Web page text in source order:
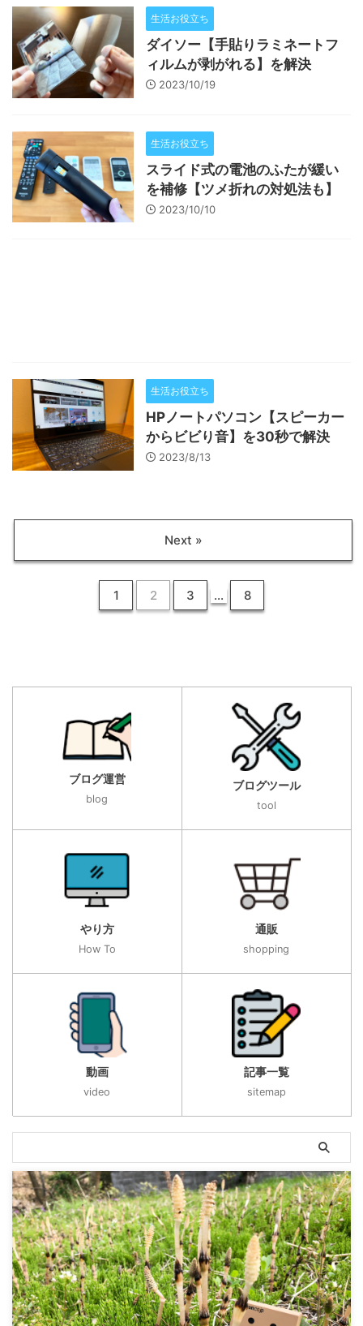
生活お役立ち
ダイソー【手貼りラミネートフ
ィルムが剥がれる】を解決
2023/10/19
生活お役立ち
スライド式の電池のふたが緩い
を補修【ツメ折れの対処法も】
2023/10/10
生活お役立ち
HPノートパソコン【スピーカー
からビビり音】を30秒で解決
2023/8/13
1 2 3 … 8
Next »
ブログ運営
blog
ブログツール
tool
やり方
How To
通販
shopping
動画
video
記事一覧
sitemap